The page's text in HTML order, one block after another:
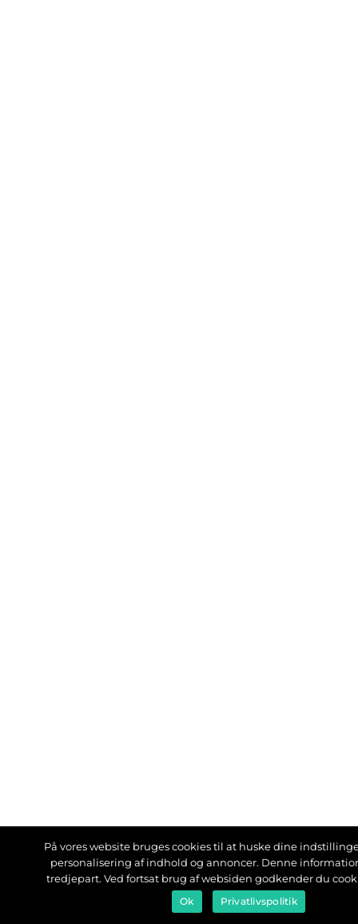
På vores website bruges cookies til at huske dine
personalisering af indhold og annoncer. Denne
tredjepart. Ved fortsat brug af websiden godkender du
Ok Privatlivspolitik